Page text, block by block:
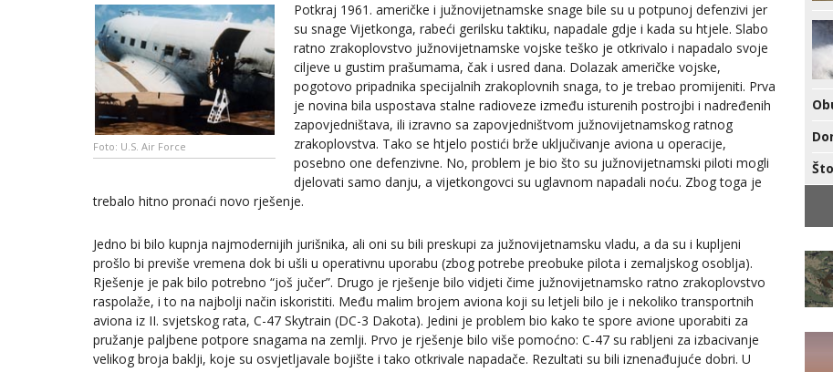
Foto: U.S. Air Force
Potkraj 1961. američke i južnovijetnamske snage bile su u potpunoj defenzivi jer
su snage Vijetkonga, rabeći gerilsku taktiku, napadale gdje i kada su htjele. Slabo
ratno zrakoplovstvo južnovijetnamske vojske teško je otkrivalo i napadalo svoje
ciljeve u gustim prašumama, čak i usred dana. Dolazak američke vojske,
pogotovo pripadnika specijalnih zrakoplovnih snaga, to je trebao promijeniti. Prva
je novina bila uspostava stalne radioveze između isturenih postrojbi i nadređenih
zapovjedništava, ili izravno sa zapovjedništvom južnovijetnamskog ratnog
zrakoplovstva. Tako se htjelo postići brže uključivanje aviona u operacije,
posebno one defenzivne. No, problem je bio što su južnovijetnamski piloti mogli
djelovati samo danju, a vijetkongovci su uglavnom napadali noću. Zbog toga je
trebalo hitno pronaći novo rješenje.
Jedno bi bilo kupnja najmodernijih jurišnika, ali oni su bili preskupi za južnovijetnamsku vladu, a da su i kupljeni
prošlo bi previše vremena dok bi ušli u operativnu uporabu (zbog potrebe preobuke pilota i zemaljskog osoblja).
Rješenje je pak bilo potrebno “još jučer”. Drugo je rješenje bilo vidjeti čime južnovijetnamsko ratno zrakoplovstvo
raspolaže, i to na najbolji način iskoristiti. Među malim brojem aviona koji su letjeli bilo je i nekoliko transportnih
aviona iz II. svjetskog rata, C-47 Skytrain (DC-3 Dakota). Jedini je problem bio kako te spore avione uporabiti za
pružanje paljbene potpore snagama na zemlji. Prvo je rješenje bilo više pomoćno: C-47 su rabljeni za izbacivanje
velikog broja baklji, koje su osvjetljavale bojište i tako otkrivale napadače. Rezultati su bili iznenađujuće dobri. U